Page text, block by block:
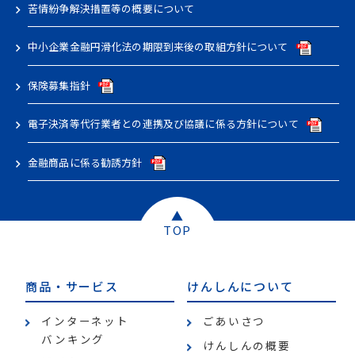
苦情紛争解決措置等の概要について
中小企業金融円滑化法の期限到来後の取組方針について
保険募集指針
電子決済等代行業者との連携及び協議に係る方針について
金融商品に係る勧誘方針
商品・サービス
インターネット
バンキング
けんしんについて
ごあいさつ
けんしんの概要
▲
TOP